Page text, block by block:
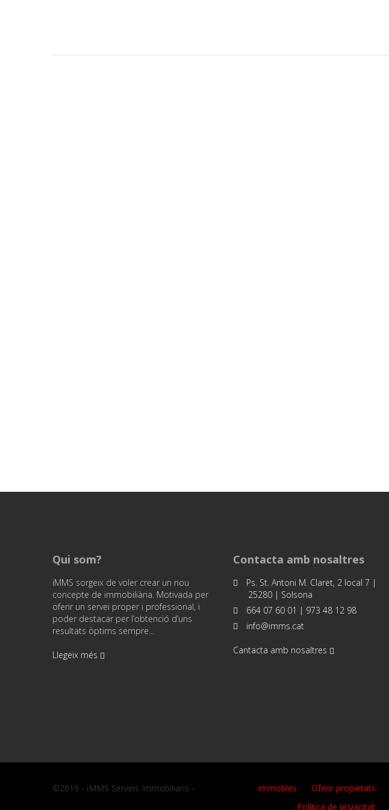
Qui som?
iMMS sorgeix de voler crear un nou
concepte de immobiliària. Motivada per
oferir un servei proper i professional, i
poder destacar per l’obtenció d’uns
resultats òptims sempre...
Llegeix més
Contacta amb nosaltres
Ps. St. Antoni M. Claret, 2 local 7 |
25280 | Solsona
664 07 60 01 | 973 48 12 98
info@imms.cat
Cantacta amb nosaltres
©2019 - iMMS Serveis Immobiliaris - Immobles Oferir propietats
Política de privacitat